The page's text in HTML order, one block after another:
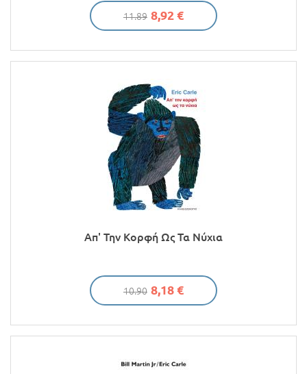
11.89 8,92 €
Απ' Την Κορφή Ως Τα Νύχια
10.90 8,18 €